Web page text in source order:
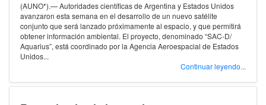
(AUNO*).— Autoridades científicas de Argentina y Estados Unidos
avanzaron esta semana en el desarrollo de un nuevo satélite
conjunto que será lanzado próximamente al espacio, y que permitirá
obtener información ambiental. El proyecto, denominado “SAC-D/
Aquarius”, está coordinado por la Agencia Aeroespacial de Estados
Unidos...
Continuar leyendo...